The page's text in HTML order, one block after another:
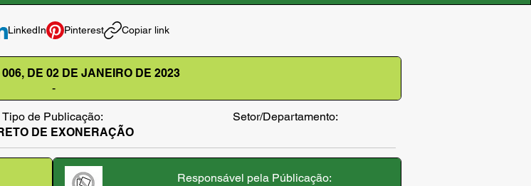
LinkedIn Pinterest Copiar link
006, DE 02 DE JANEIRO DE 2023
-
Tipo de Publicação:
DE EXONERAÇÃO
Setor/Departamento:
Responsável pela Públicação: